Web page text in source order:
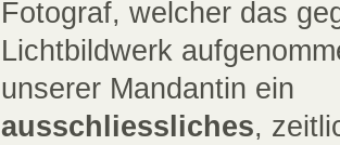
Fotograf, welcher das
Lichtbildwerk
unserer Mandantin ein
ausschliessliches,